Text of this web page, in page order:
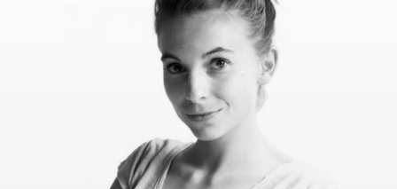
diffuseur en PMMA. Câble électrique
textile noir. Interrupteur/ variateur à main
noir. Equipé d'un module Led 20W
dégageant 1800 Lumen soit l'équivalent
d'une ampoule incandescente de 130W.
Température de couleur 3000K (blanc
chaud).